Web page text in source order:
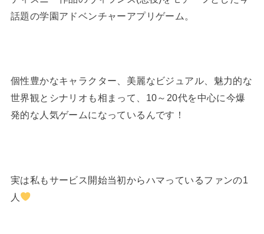
話題の学園アドベンチャーアプリゲーム。
個性豊かなキャラクター、美麗なビジュアル、魅力的な
世界観とシナリオも相まって、10～20代を中心に今爆
発的な人気ゲームになっているんです！
実は私もサービス開始当初からハマっているファンの1
人